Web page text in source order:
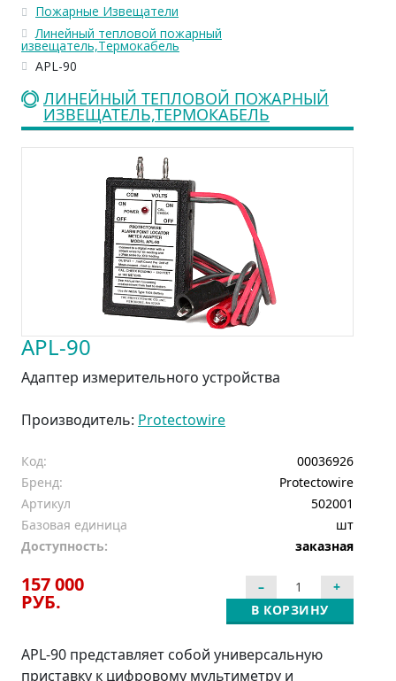
Пожарные Извещатели
Линейный тепловой пожарный
извещатель,Термокабель
APL-90
ЛИНЕЙНЫЙ ТЕПЛОВОЙ ПОЖАРНЫЙ
ИЗВЕЩАТЕЛЬ,ТЕРМОКАБЕЛЬ
APL-90
Адаптер измерительного устройства
Производитель: Protectowire
Код:
00036926
Бренд:
Protectowire
Артикул
502001
Базовая единица
шт
Доступность:
заказная
157 000
РУБ. В КОРЗИНУ
APL-90 представляет собой универсальную
приставку к цифровому мультиметру и